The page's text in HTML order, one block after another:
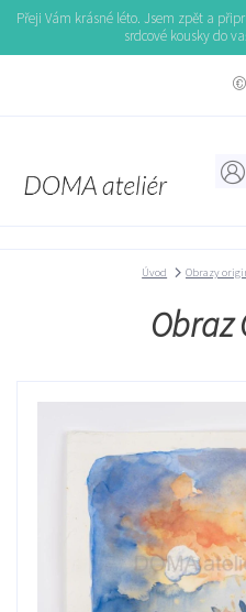
Přeji Vám krásné léto. Jsem zpět a
srdcové kousky do
Úvod Obrazy
Obraz